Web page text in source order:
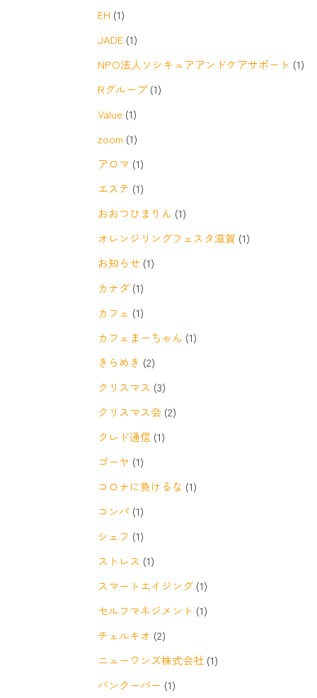
EH (1)
JADE (1)
NPO法人ソシキュアアンドケアサポート (1)
Rグループ (1)
Value (1)
zoom (1)
アロマ (1)
エステ (1)
おおつひまりん (1)
オレンジリングフェスタ滋賀 (1)
お知らせ (1)
カナダ (1)
カフェ (1)
カフェまーちゃん (1)
きらめき (2)
クリスマス (3)
クリスマス会 (2)
クレド通信 (1)
ゴーヤ (1)
コロナに負けるな (1)
コンパ (1)
シェフ (1)
ストレス (1)
スマートエイジング (1)
セルフマネジメント (1)
チェルキオ (2)
ニューワンズ株式会社 (1)
バンクーバー (1)